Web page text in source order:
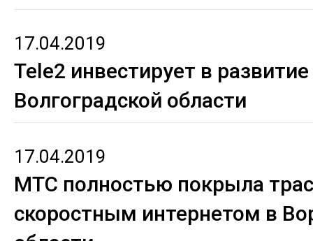
17.04.2019
Tele2 инвестирует в
Волгоградской области
17.04.2019
МТС полностью покрыла
скоростным интернетом в